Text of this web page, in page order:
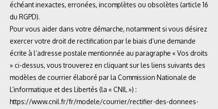
échéant inexactes, erronées, incomplètes ou obsolètes (article 16
du RGPD).
Pour vous aider dans votre démarche, notamment si vous désirez
exercer votre droit de rectification par le biais d’une demande
écrite à l’adresse postale mentionnée au paragraphe « Vos droits
» ci-dessus, vous trouverez en cliquant sur les liens suivants des
modèles de courrier élaboré par la Commission Nationale de
L’informatique et des Libertés (la « CNIL ») :
https://www.cnil.fr/fr/modele/courrier/rectifier-des-donnees-